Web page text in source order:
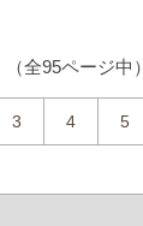
全95ページ中）
3 4 5